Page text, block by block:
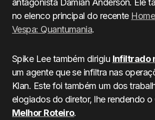
antagonista Damian Anderson. Ele
no elenco principal do recente
Vespa: Quantumania.
Spike Lee também dirigiu Infiltrado
um agente que se infiltra nas
Klan. Este foi também um dos
elogiados do diretor, lhe rendendo o
Melhor Roteiro.